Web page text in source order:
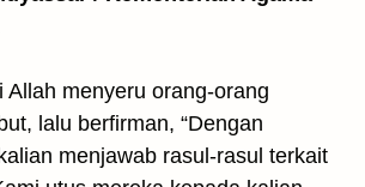
Allah menyeru orang-orang
lalu berfirman, “Dengan
menjawab rasul-rasul terkait